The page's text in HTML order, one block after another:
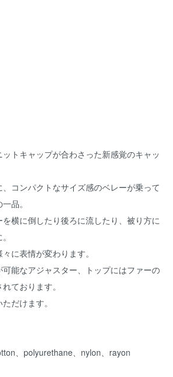
トキャップが合わさった新感覚のキャッ
コンパクトなサイズ感のベレーが乗って
品。
を横に倒したり後ろに流したり、被り方に
に表情が変わります。
能なアジャスター、トップにはファーの
ております。
だけます。
、polyurethane、nylon、rayon